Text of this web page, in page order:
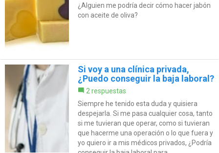
¿Alguien me podría decir cómo hacer jabón
con aceite de oliva?
Si voy a una clínica privada,
¿Puedo conseguir la baja laboral?
2 respuestas
Siempre he tenido esta duda y quisiera
despejarla. Si me pasa cualquier cosa, tanto
si me tuvieran que operar, como si tuvieran
que hacerme una operación o lo que fuera y
yo quiero ir a mis médicos privados, ¿Podría